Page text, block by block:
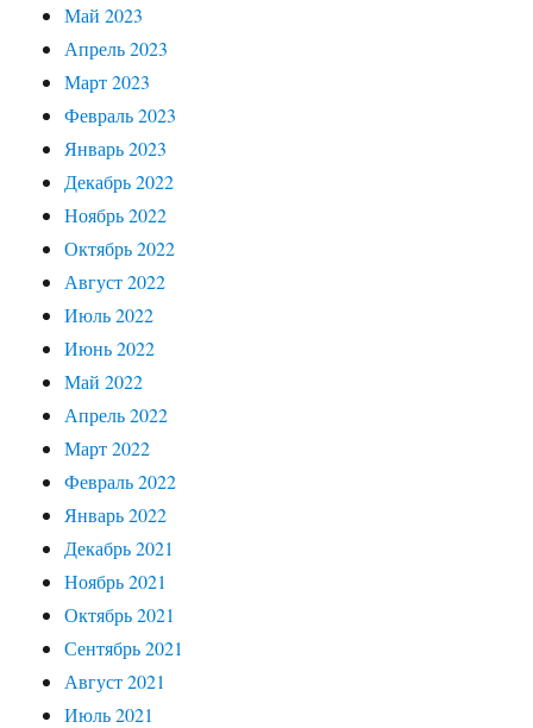
Май 2023
Апрель 2023
Март 2023
Февраль 2023
Январь 2023
Декабрь 2022
Ноябрь 2022
Октябрь 2022
Август 2022
Июль 2022
Июнь 2022
Май 2022
Апрель 2022
Март 2022
Февраль 2022
Январь 2022
Декабрь 2021
Ноябрь 2021
Октябрь 2021
Сентябрь 2021
Август 2021
Июль 2021